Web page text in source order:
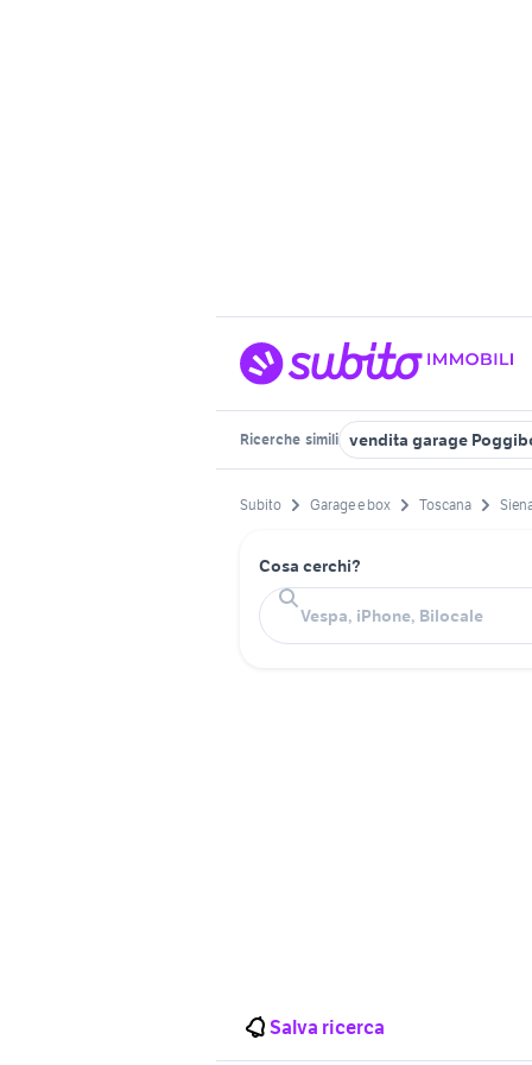
Ricerche simili vendita garage
Subito Garage e box Toscana
Cosa cerchi?
Salva ricerca